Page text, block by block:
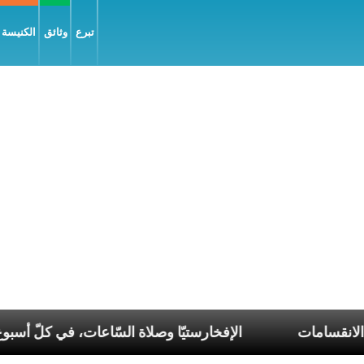
وثائق تبرع
الإفخارستيّا وصلاة تناغم في عصر الانقسامات